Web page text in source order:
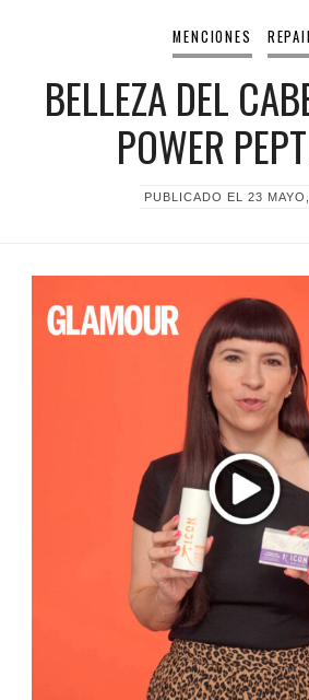
MENCIONES
BELLEZA DEL
POWER
PUBLICADO EL 23